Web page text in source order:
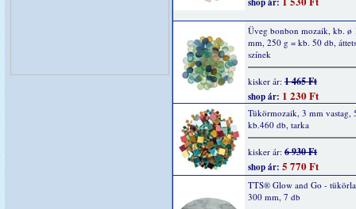
Üveg bonbon mozaik, kb. ø
mm, 250 g = kb. 50 db,
színek
kisker ár: 1 465 Ft
shop ár: 1 230 Ft
Tükörmozaik, 3 mm vastag,
kb.460 db, tarka
kisker ár: 6 930 Ft
shop ár: 5 770 Ft
TTS® Glow and Go -
300 mm, 7 db